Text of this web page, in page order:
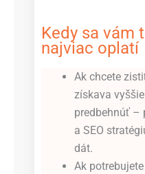
Kedy sa vám
najviac oplatí
Ak chcete
získava
predbehnúť –
a SEO
dát.
Ak